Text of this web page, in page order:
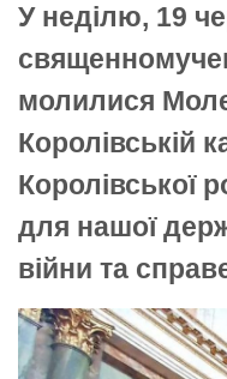
У неділю, 19
молилися
Королівській
Королівської
для нашої
війни та